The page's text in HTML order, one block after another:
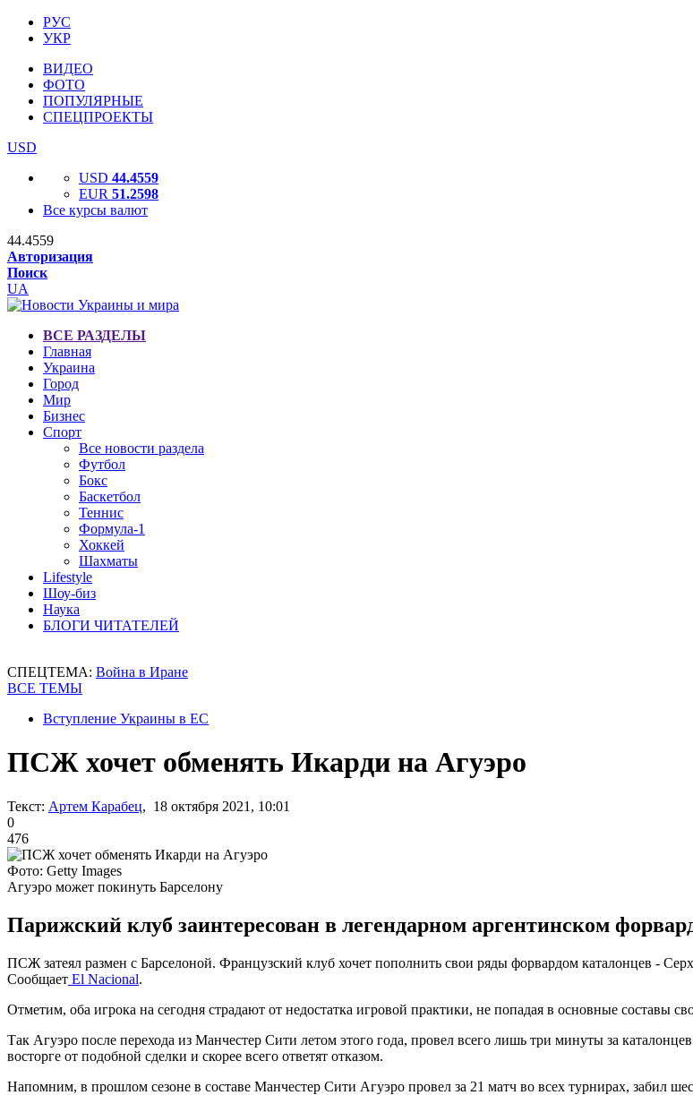
РУС
УКР
ВИДЕО
ФОТО
ПОПУЛЯРНЫЕ
СПЕЦПРОЕКТЫ
USD
USD 44.4559
EUR 51.2598
Все курсы валют
44.4559
Авторизация
Поиск
UA
ВСЕ РАЗДЕЛЫ
Главная
Украина
Город
Мир
Бизнес
Спорт
Все новости раздела
Футбол
Бокс
Баскетбол
Теннис
Формула-1
Хоккей
Шахматы
Lifestyle
Шоу-биз
Наука
БЛОГИ ЧИТАТЕЛЕЙ
СПЕЦТЕМА: Война в Иране
ВСЕ ТЕМЫ
Вступление Украины в ЕС
ПСЖ хочет обменять Икарди на Агуэро
Текст: Артем Карабец, 18 октября 2021, 10:01
0
476
Фото: Getty Images
Агуэро может покинуть Барселону
Парижский клуб заинтересован в легендарном аргентинском
ПСЖ затеял размен с Барселоной. Французский клуб хочет пополнить свои ряды форвардом каталонцев -
Сообщает El Nacional.
Отметим, оба игрока на сегодня страдают от недостатка игровой практики, не попадая в основные составы
Так Агуэро после перехода из Манчестер Сити летом этого года, провел всего лишь три минуты за
восторге от подобной сделки и скорее всего ответят отказом.
Напомним, в прошлом сезоне в составе Манчестер Сити Агуэро провел за 21 матч во всех турнирах, забил